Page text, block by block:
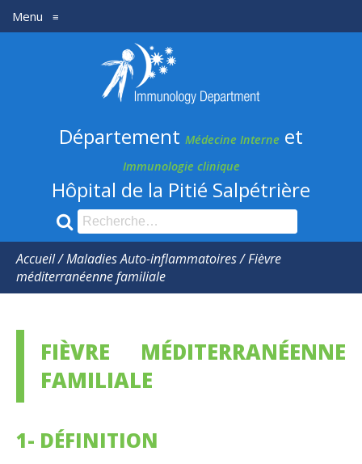
Département
médecine
Interne
et
Immunologie
clinique
Département Médecine Interne et
Immunologie clinique
Hôpital de la Pitié Salpétrière
Recherche
pour
:
Menu ≡
Accueil/Maladies Auto-inflammatoires/Fièvre
méditerranéenne familiale
FIÈVRE MÉDITERRANÉENNE
FAMILIALE
1- DÉFINITION